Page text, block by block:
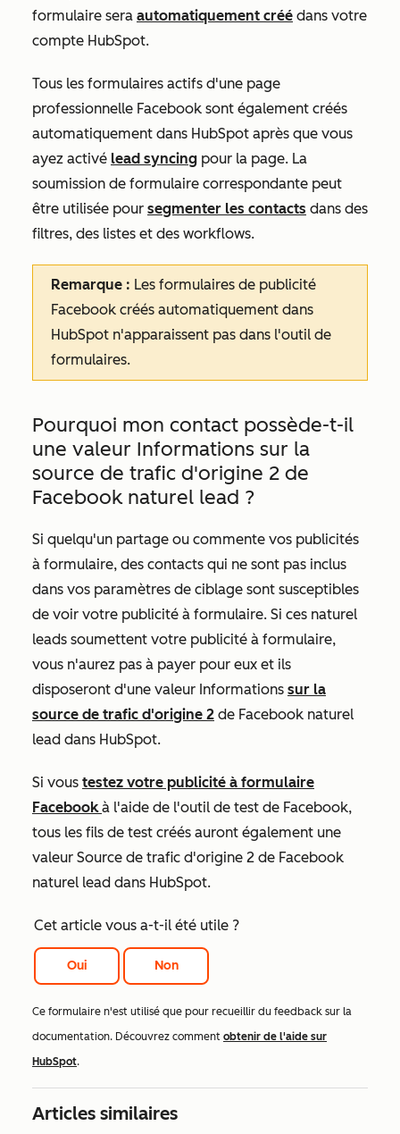
formulaire sera automatiquement créé dans votre
compte HubSpot.
Tous les formulaires actifs d'une page
professionnelle Facebook sont également créés
automatiquement dans HubSpot après que vous
ayez activé lead syncing pour la page. La
soumission de formulaire correspondante peut
être utilisée pour segmenter les contacts dans des
filtres, des listes et des workflows.
Remarque : Les formulaires de publicité
Facebook créés automatiquement dans
HubSpot n'apparaissent pas dans l'outil de
formulaires.
Pourquoi mon contact possède-t-il
une valeur Informations sur la
source de trafic d'origine 2 de
Facebook naturel lead ?
Si quelqu'un partage ou commente vos publicités
à formulaire, des contacts qui ne sont pas inclus
dans vos paramètres de ciblage sont susceptibles
de voir votre publicité à formulaire. Si ces naturel
leads soumettent votre publicité à formulaire,
vous n'aurez pas à payer pour eux et ils
disposeront d'une valeur Informations sur la
source de trafic d'origine 2 de Facebook naturel
lead dans HubSpot.
Si vous testez votre publicité à formulaire
Facebookà l'aide de l'outil de test de Facebook,
tous les fils de test créés auront également une
valeur Source de trafic d'origine 2 de Facebook
naturel lead dans HubSpot.
Cet article vous a-t-il été utile ?
Oui Non
Ce formulaire n'est utilisé que pour recueillir du feedback sur la
documentation. Découvrez comment obtenir de l'aide sur
HubSpot.
Articles similaires